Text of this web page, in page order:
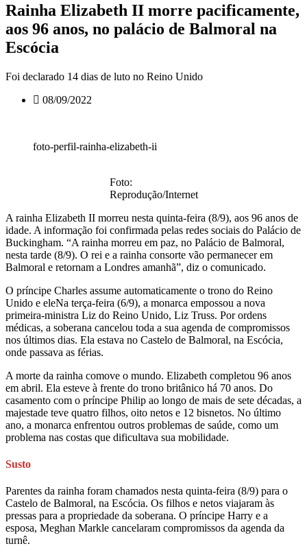
Rainha Elizabeth II morre pacificamente,
aos 96 anos, no palácio de Balmoral na
Escócia
Foi declarado 14 dias de luto no Reino Unido
08/09/2022
foto-perfil-rainha-elizabeth-ii
Foto:
Reprodução/Internet
A rainha Elizabeth II morreu nesta quinta-feira (8/9), aos 96 anos de
idade. A informação foi confirmada pelas redes sociais do Palácio de
Buckingham. “A rainha morreu em paz, no Palácio de Balmoral,
nesta tarde (8/9). O rei e a rainha consorte vão permanecer em
Balmoral e retornam a Londres amanhã”, diz o comunicado.
O príncipe Charles assume automaticamente o trono do Reino
Unido e eleNa terça-feira (6/9), a monarca empossou a nova
primeira-ministra Liz do Reino Unido, Liz Truss. Por ordens
médicas, a soberana cancelou toda a sua agenda de compromissos
nos últimos dias. Ela estava no Castelo de Balmoral, na Escócia,
onde passava as férias.
A morte da rainha comove o mundo. Elizabeth completou 96 anos
em abril. Ela esteve à frente do trono britânico há 70 anos. Do
casamento com o príncipe Philip ao longo de mais de sete décadas, a
majestade teve quatro filhos, oito netos e 12 bisnetos. No último
ano, a monarca enfrentou outros problemas de saúde, como um
problema nas costas que dificultava sua mobilidade.
Susto
Parentes da rainha foram chamados nesta quinta-feira (8/9) para o
Castelo de Balmoral, na Escócia. Os filhos e netos viajaram às
pressas para a propriedade da soberana. O príncipe Harry e a
esposa, Meghan Markle cancelaram compromissos da agenda da
turnê.